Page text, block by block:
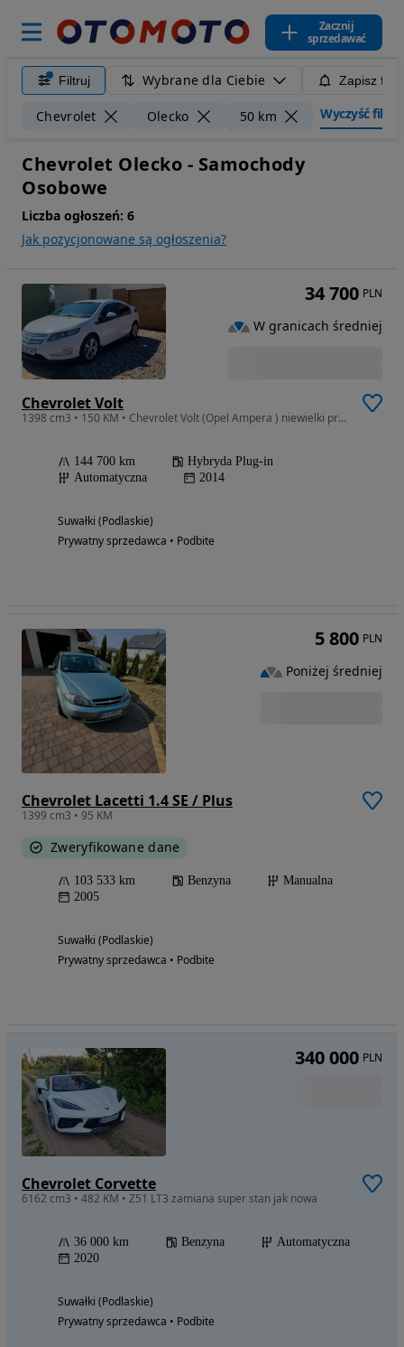
Zacznij
sprzedawać
Filtruj Wybrane dla Ciebie Zapisz
Chevrolet Olecko 50 km Wyczyść filtry
Chevrolet Olecko - Samochody
Osobowe
Liczba ogłoszeń: 6
Jak pozycjonowane są ogłoszenia?
Chevrolet Volt
1398 cm3 • 150 KM • Chevrolet Volt (Opel Ampera ) niewielki przebieg, wszystko sprawne
144 700 km
Hybryda Plug-in
Automatyczna
2014
Suwałki (Podlaskie)
Prywatny sprzedawca • Podbite
34 700 PLN
W granicach średniej
Chevrolet Lacetti 1.4 SE / Plus
1399 cm3 • 95 KM
Zweryfikowane dane
103 533 km Benzyna
Manualna
2005
Suwałki (Podlaskie)
Prywatny sprzedawca • Podbite
5 800 PLN
Poniżej średniej
Chevrolet Corvette
6162 cm3 • 482 KM • Z51 LT3 zamiana super stan jak nowa
36 000 km Benzyna
Automatyczna
2020
Suwałki (Podlaskie)
Prywatny sprzedawca • Podbite
340 000 PLN